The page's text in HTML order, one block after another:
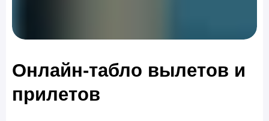
Онлайн-табло вылетов и
прилетов